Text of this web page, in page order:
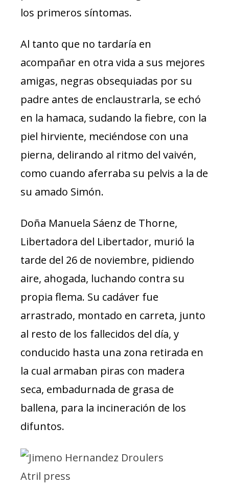
los primeros síntomas.
Al tanto que no tardaría en
acompañar en otra vida a sus mejores
amigas, negras obsequiadas por su
padre antes de enclaustrarla, se echó
en la hamaca, sudando la fiebre, con la
piel hirviente, meciéndose con una
pierna, delirando al ritmo del vaivén,
como cuando aferraba su pelvis a la de
su amado Simón.
Doña Manuela Sáenz de Thorne,
Libertadora del Libertador, murió la
tarde del 26 de noviembre, pidiendo
aire, ahogada, luchando contra su
propia flema. Su cadáver fue
arrastrado, montado en carreta, junto
al resto de los fallecidos del día, y
conducido hasta una zona retirada en
la cual armaban piras con madera
seca, embadurnada de grasa de
ballena, para la incineración de los
difuntos.